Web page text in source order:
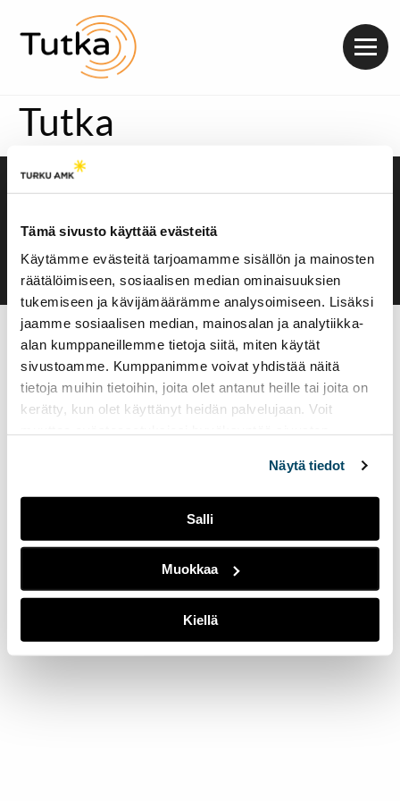
Tämä sivusto käyttää evästeitä
Käytämme evästeitä tarjoamamme sisällön ja mainosten
räätälöimiseen, sosiaalisen median ominaisuuksien
tukemiseen ja kävijämäärämme analysoimiseen. Lisäksi
jaamme sosiaalisen median, mainosalan ja analytiikka-
alan kumppaneillemme tietoja siitä, miten käytät
sivustoamme. Kumppanimme voivat yhdistää näitä
tietoja muihin tietoihin, joita olet antanut heille tai joita on
kerätty, kun olet käyttänyt heidän palvelujaan. Voit
Näytä tiedot
Salli
Muokkaa
Kiellä
Tutka
Saavutettavuusseloste